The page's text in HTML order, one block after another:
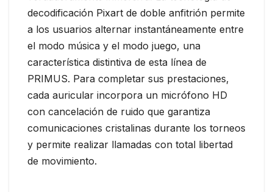
decodificación Pixart de doble anfitrión permite
a los usuarios alternar instantáneamente entre
el modo música y el modo juego, una
característica distintiva de esta línea de
PRIMUS. Para completar sus prestaciones,
cada auricular incorpora un micrófono HD
con cancelación de ruido que garantiza
comunicaciones cristalinas durante los torneos
y permite realizar llamadas con total libertad
de movimiento.